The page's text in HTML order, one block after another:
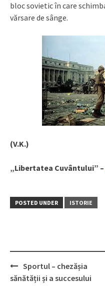
bloc sovietic în care
vărsare de sânge.
(V.K.)
„Libertatea Cuvântului” –
POSTED UNDER ISTORIE
Post
Sportul – chezășia
sănătății și a succesului